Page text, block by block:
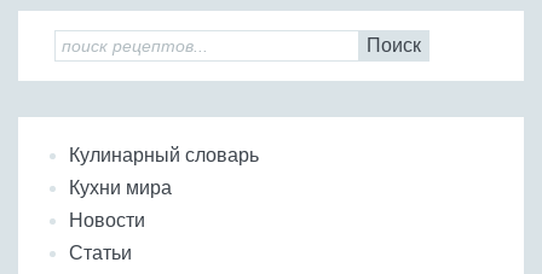
Поиск
Кулинарный словарь
Кухни мира
Новости
Статьи